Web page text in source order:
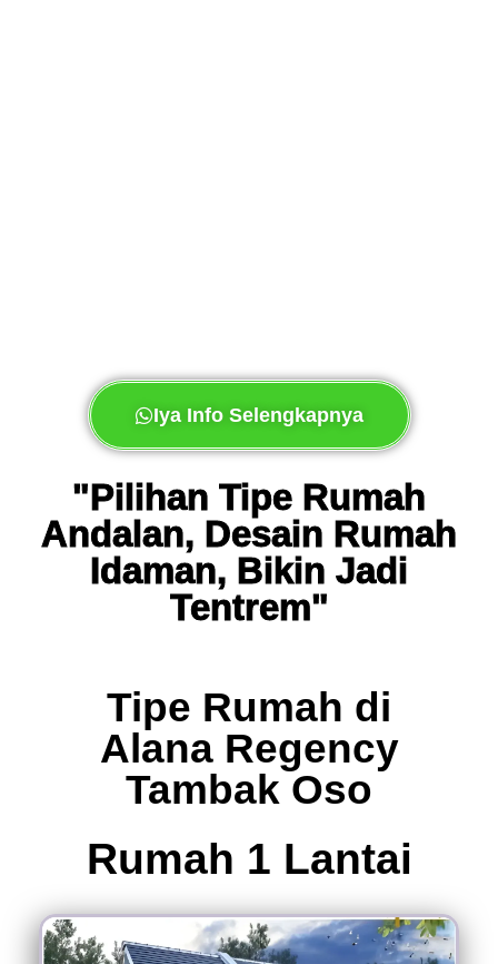
Iya Info Selengkapnya
"Pilihan Tipe Rumah
Andalan, Desain Rumah
Idaman, Bikin Jadi
Tentrem"
Tipe Rumah di
Alana Regency
Tambak Oso
Rumah 1 Lantai